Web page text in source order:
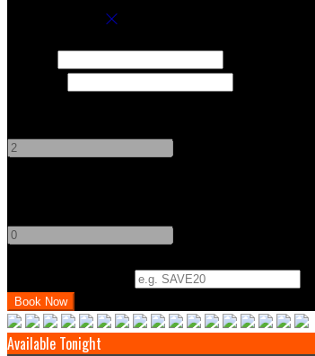
Available Tonight